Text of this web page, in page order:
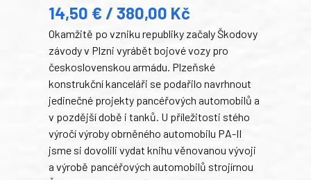
14,50 € / 380,00 Kč
Okamžitě po vzniku republiky začaly Škodovy
závody v Plzni vyrábět bojové vozy pro
československou armádu. Plzeňské
konstrukční kanceláři se podařilo navrhnout
jedinečné projekty pancéřových automobilů a
v pozdější době i tanků. U příležitosti stého
výročí výroby obrněného automobilu PA-II
jsme si dovolili vydat knihu věnovanou vývoji
a výrobě pancéřových automobilů strojírnou